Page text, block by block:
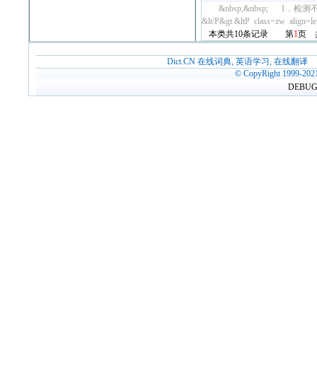
&nbsp;&nbsp; 1．检测不
&lt/P&gt &ltP class=zw
本类共10条记录 第1页
Dict.CN 在线词典, 英语学习, 在线翻译
© CopyRight 1999-